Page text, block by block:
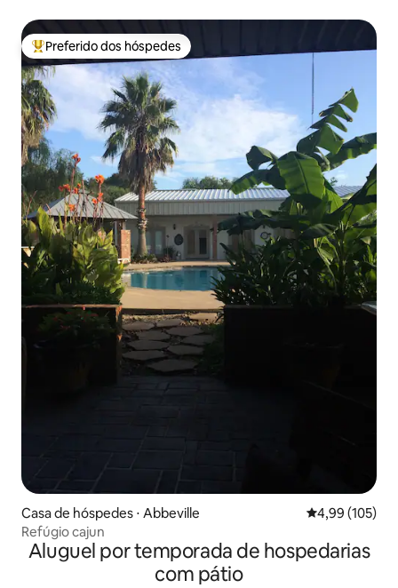
Entre os melhores preferidos dos hóspedes
Preferido dos hóspedes
Casa de hóspedes ⋅ Abbeville 4,99 de uma
4,99 (105)
Refúgio cajun
Aluguel por temporada de hospedarias
com pátio